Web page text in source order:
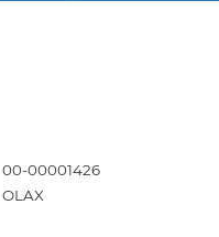
00-00001426
OLAX